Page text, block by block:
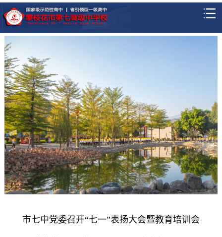
市七中党委召开“七一”表扬大会暨教育培训会